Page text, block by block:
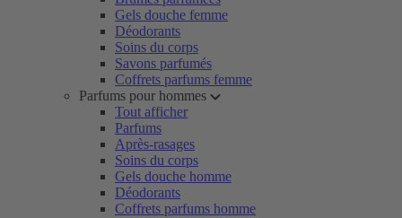
Gels douche femme
Déodorants
Soins du corps
Savons parfumés
Coffrets parfums femme
Parfums pour hommes
Tout afficher
Parfums
Après-rasages
Soins du corps
Gels douche homme
Déodorants
Coffrets parfums homme